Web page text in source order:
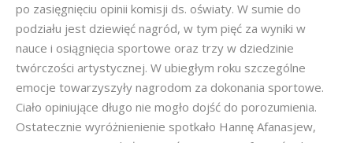
po zasięgnięciu opinii komisji ds. oświaty. W sumie do
podziału jest dziewięć nagród, w tym pięć za wyniki w
nauce i osiągnięcia sportowe oraz trzy w dziedzinie
twórczości artystycznej. W ubiegłym roku szczególne
emocje towarzyszyły nagrodom za dokonania sportowe.
Ciało opiniujące długo nie mogło dojść do porozumienia.
Ostatecznie wyróżnienienie spotkało Hannę Afanasjew,